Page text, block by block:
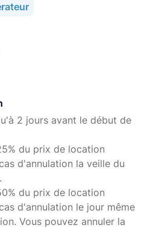
2 jours avant le début de
du prix de location
d'annulation la veille du
du prix de location
d'annulation le jour même
Vous pouvez annuler la